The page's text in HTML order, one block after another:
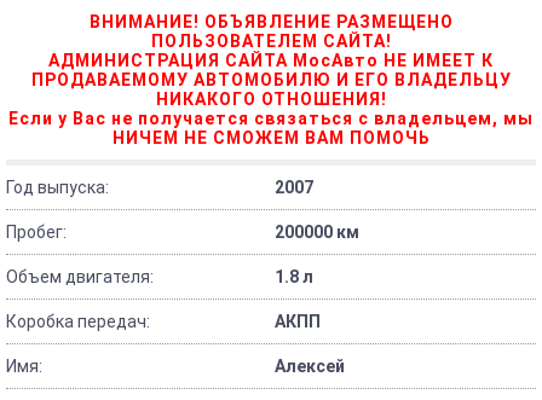
ВНИМАНИЕ! ОБЪЯВЛЕНИЕ РАЗМЕЩЕНО
ПОЛЬЗОВАТЕЛЕМ САЙТА!
АДМИНИСТРАЦИЯ САЙТА МосАвто НЕ ИМЕЕТ К
ПРОДАВАЕМОМУ АВТОМОБИЛЮ И ЕГО ВЛАДЕЛЬЦУ
НИКАКОГО ОТНОШЕНИЯ!
Если у Вас не получается связаться с владельцем, мы
НИЧЕМ НЕ СМОЖЕМ ВАМ ПОМОЧЬ
Год выпуска: 2007
Пробег: 200000 км
Объем двигателя: 1.8 л
Коробка передач: АКПП
Имя: Алексей